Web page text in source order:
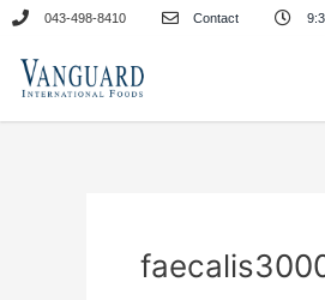
キ
043-498-8410 Contact